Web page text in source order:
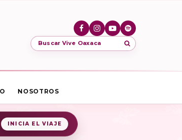
Buscar Vive Oaxaca
NOSOTROS
INICIA EL VIAJE